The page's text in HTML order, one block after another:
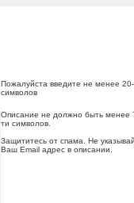
Пожалуйста введите не менее 20-
символов
Описание не должно быть менее
ти символов.
Защититесь от спама. Не
Ваш Email адрес в описании.